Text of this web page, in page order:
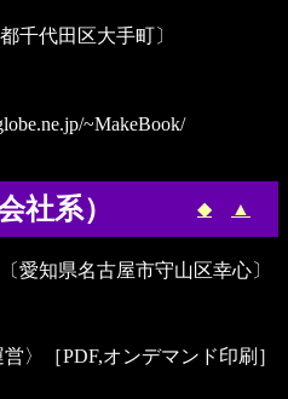
都千代田区大手町〕
~MakeBook/
社系） ◆ ▲
〔愛知県名古屋市守山区幸心〕
営〉［PDF,オンデマンド印刷］